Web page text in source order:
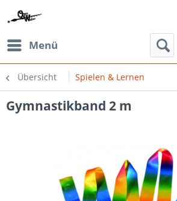
Menü
Übersicht Spielen & Lernen
Gymnastikband 2 m